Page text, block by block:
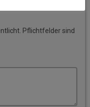
Pflichtfelder sind